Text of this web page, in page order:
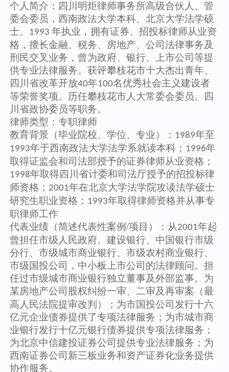
个人简介： 四川明炬律师事务所高级合伙人、管
委会委员，西南政法大学本科、北京大学法学硕
士。
1993年执业，拥有证券、招投标律师从业资
格，擅长金融、税务、房地产、公司法律事务及
刑民交叉业务，曾为政府、银行、上市公司等提
供专业法律服务。获评攀枝花市十大杰出青年、
四川省改革开放40年100名优秀社会主义建设者
等荣誉奖项。历任攀枝花市人大常委会委员、四
川省政协委员等职务。
律师类型：专职律师
教育背景（毕业院校、学位、专业）： 1989年至
1993年于西南政法大学法学系就读本科； 1996年
取得证监会和司法部授予的证券律师从业资格；
1998年取得四川省计委和司法厅授予的招投标律
师资格； 2001年在北京大学法学院攻读法学硕士
研究生职业资格： 1993年取得律师资格并从事专
职律师工作
代表业绩（简述代表性案例/项目）： 从2001年起
曾担任市级人民政府、建设银行、中国银行市级
分行、市级城市商业银行、市级农村商业银行、
市级国投公司，中小板上市公司的法律顾问。担
任过市级城市商业银行独立董事及外部监事。 为
某房地产公司股权纠纷一审、二审及再审案（最
高人民法院提审改判）； 为市国投公司发行十六
亿元企业债券提供了专项法律服务； 为市城市商
业银行发行十亿元银行债券提供专项法律服务；
为北京中信建投证券公司提供专业法律服务； 为
西南证券公司新三板业务和资产证券化业务提供
协作服务。